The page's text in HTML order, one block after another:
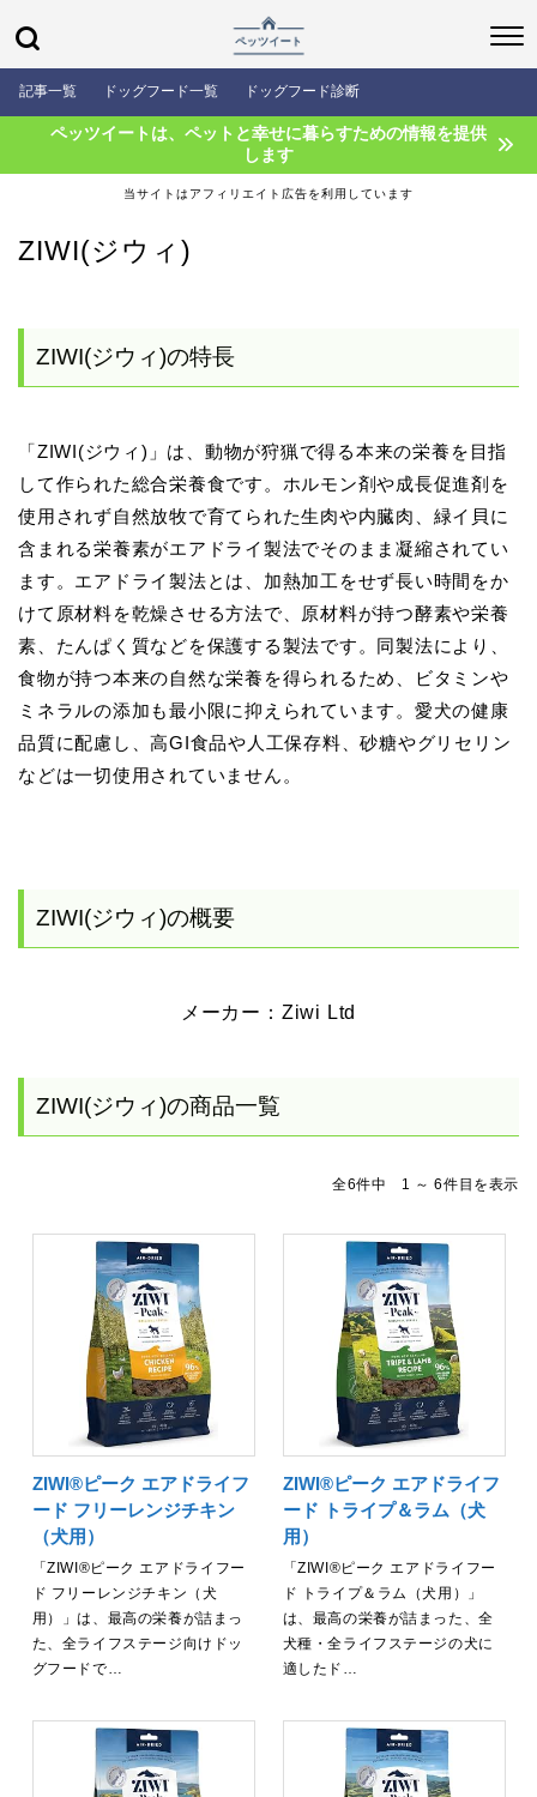
記事一覧 ドッグフード一覧 ドッグフード診断
ペッツイートは、ペットと幸せに暮らすための情報を提供
します
当サイトはアフィリエイト広告を利用しています
ZIWI(ジウィ)
ZIWI(ジウィ)の特長
「ZIWI(ジウィ)」は、動物が狩猟で得る本来の栄養を目指
して作られた総合栄養食です。ホルモン剤や成長促進剤を
使用されず自然放牧で育てられた生肉や内臓肉、緑イ貝に
含まれる栄養素がエアドライ製法でそのまま凝縮されてい
ます。エアドライ製法とは、加熱加工をせず長い時間をか
けて原材料を乾燥させる方法で、原材料が持つ酵素や栄養
素、たんぱく質などを保護する製法です。同製法により、
食物が持つ本来の自然な栄養を得られるため、ビタミンや
ミネラルの添加も最小限に抑えられています。愛犬の健康
品質に配慮し、高GI食品や人工保存料、砂糖やグリセリン
などは一切使用されていません。
ZIWI(ジウィ)の概要
メーカー：Ziwi Ltd
ZIWI(ジウィ)の商品一覧
全6件中 1 ～ 6件目を表示
ZIWI®ピーク エアドライフ
ード フリーレンジチキン
（犬用）
「ZIWI®ピーク エアドライフー
ド フリーレンジチキン（犬
用）」は、最高の栄養が詰まっ
た、全ライフステージ向けドッ
グフードで…
ZIWI®ピーク エアドライフ
ード トライプ＆ラム（犬
用）
「ZIWI®ピーク エアドライフー
ド トライプ＆ラム（犬用）」
は、最高の栄養が詰まった、全
犬種・全ライフステージの犬に
適したド…